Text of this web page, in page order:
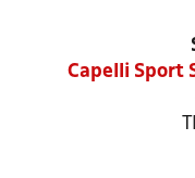
Capelli Sport